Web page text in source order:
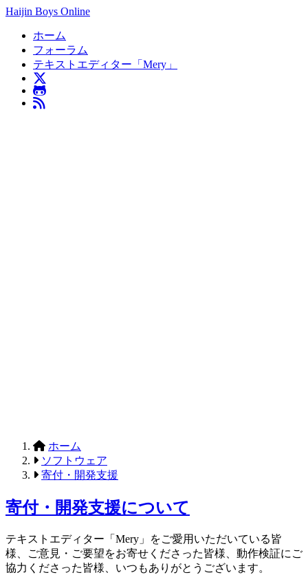
Haijin Boys Online
ホーム
フォーラム
テキストエディター「Mery」
ホーム
ソフトウェア
寄付・開発支援
寄付・開発支援について
テキストエディター「Mery」をご愛用いただいている皆
様、ご意見・ご要望をお寄せくださった皆様、動作検証にご
協力くださった皆様、いつもありがとうございます。